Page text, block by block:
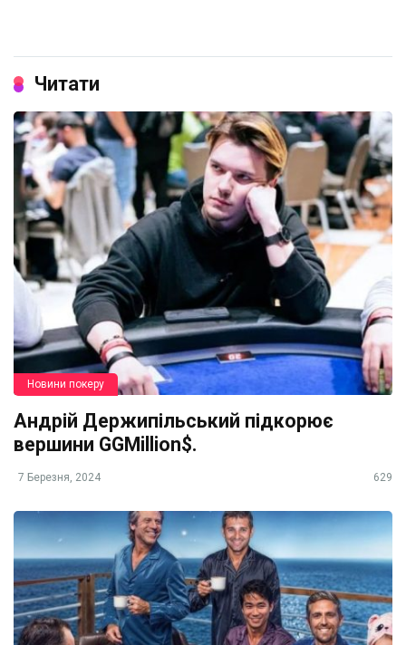
Читати
Новини покеру
Андрій Держипільський підкорює
вершини GGMillion$.
7 Березня, 2024 629